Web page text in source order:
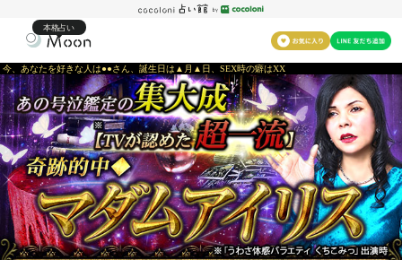
本格占い
今、あなたを好きな人は●●さん、誕生日は▲月▲日、SEX時の癖はXX